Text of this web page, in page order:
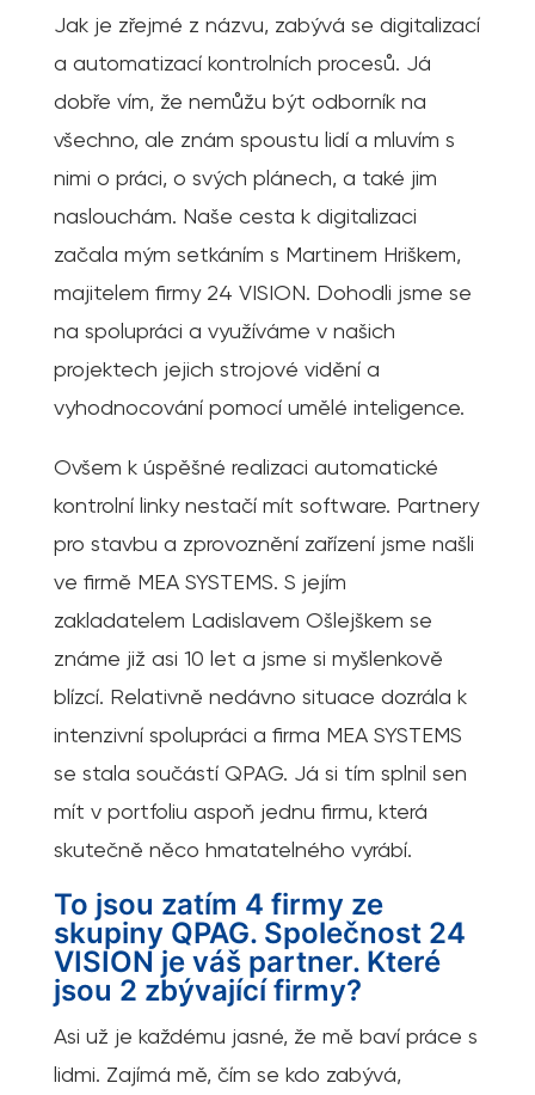
Jak je zřejmé z názvu, zabývá se digitalizací
a automatizací kontrolních procesů. Já
dobře vím, že nemůžu být odborník na
všechno, ale znám spoustu lidí a mluvím s
nimi o práci, o svých plánech, a také jim
naslouchám. Naše cesta k digitalizaci
začala mým setkáním s Martinem Hriškem,
majitelem firmy 24 VISION. Dohodli jsme se
na spolupráci a využíváme v našich
projektech jejich strojové vidění a
vyhodnocování pomocí umělé inteligence.
Ovšem k úspěšné realizaci automatické
kontrolní linky nestačí mít software. Partnery
pro stavbu a zprovoznění zařízení jsme našli
ve firmě MEA SYSTEMS. S jejím
zakladatelem Ladislavem Ošlejškem se
známe již asi 10 let a jsme si myšlenkově
blízcí. Relativně nedávno situace dozrála k
intenzivní spolupráci a firma MEA SYSTEMS
se stala součástí QPAG. Já si tím splnil sen
mít v portfoliu aspoň jednu firmu, která
skutečně něco hmatatelného vyrábí.
To jsou zatím 4 firmy ze
skupiny QPAG. Společnost 24
VISION je váš partner. Které
jsou 2 zbývající firmy?
Asi už je každému jasné, že mě baví práce s
lidmi. Zajímá mě, čím se kdo zabývá,